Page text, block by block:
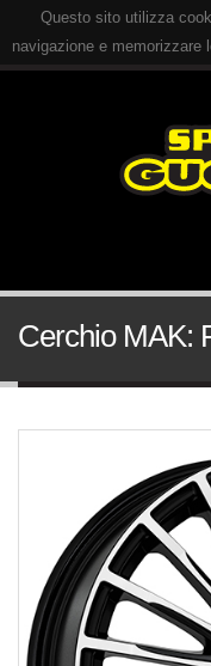
Questo sito utilizza
navigazione e memorizzare
Cerchio MAK: